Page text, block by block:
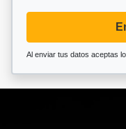
Al enviar tus datos aceptas